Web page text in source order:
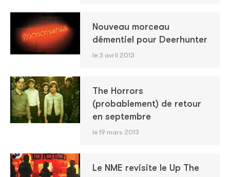
Nouveau morceau
démentiel pour Deerhunter
le 3 avril 2013
The Horrors
(probablement) de retour
en septembre
le 19 mars 2013
Le NME revisite le Up The